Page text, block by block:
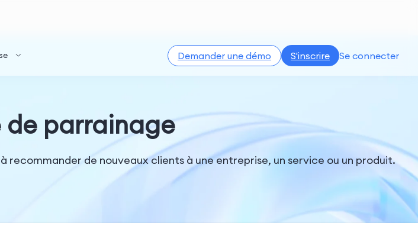
Demander une démo S'inscrire Se connecter
de parrainage
de nouveaux clients à une entreprise, un service ou un produit.